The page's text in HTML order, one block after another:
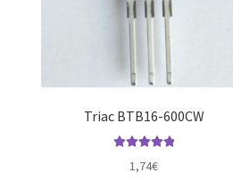
Triac BTB16-600CW
5
1,74€